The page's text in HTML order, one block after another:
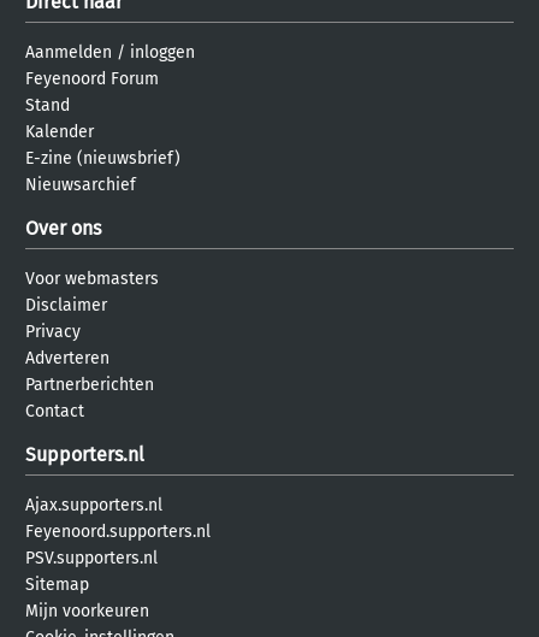
Aanmelden / inloggen
Feyenoord Forum
Stand
Kalender
E-zine (nieuwsbrief)
Nieuwsarchief
Over ons
Voor webmasters
Disclaimer
Privacy
Adverteren
Partnerberichten
Contact
Supporters.nl
Ajax.supporters.nl
Feyenoord.supporters.nl
PSV.supporters.nl
Sitemap
Mijn voorkeuren